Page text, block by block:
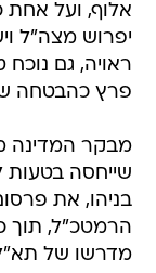
אלוף, ועל אחת
יפרוש מצה"ל
ראויה, גם
פרץ כהבטחה
מבקר המדינה
שייחסה בטעות
בניהו, את
הרמטכ"ל, תוך
מדרשו של תא"ל